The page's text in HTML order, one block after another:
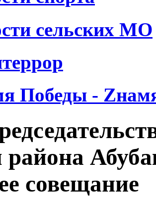
сельских МО
Победы -
района
совещание